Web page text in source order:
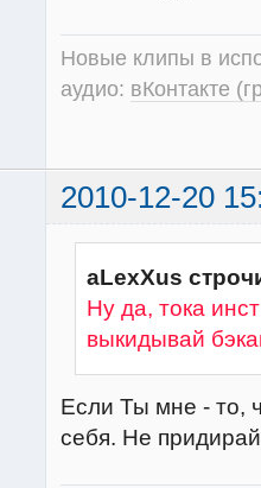
Новые клипы в
аудио: вКонтакте
2010-12-20
aLexXus
Ну да, тока
выкидывай
Если Ты мне - то,
себя. Не